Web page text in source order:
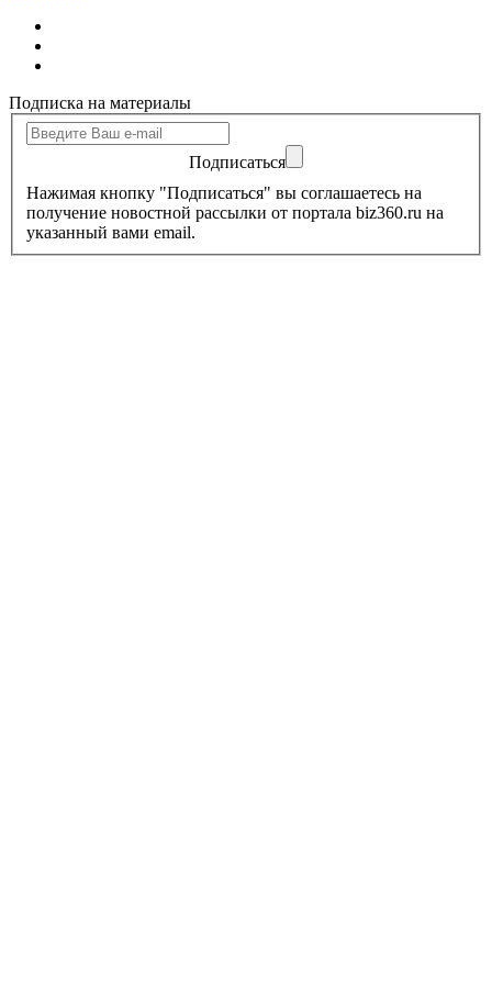
Подписка на материалы
Подписаться
Нажимая кнопку "Подписаться" вы соглашаетесь на
получение новостной рассылки от портала biz360.ru на
указанный вами email.